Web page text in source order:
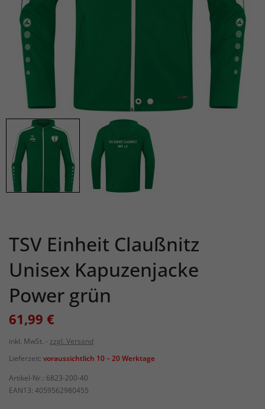
TSV Einheit Claußnitz
Unisex Kapuzenjacke
Power grün
61,99 €
inkl. MwSt.
zzgl. Versand
Lieferzeit: voraussichtlich 10 – 20 Werktage
Artikel-Nr.: 6823-200-40
EAN13: 4059562980455